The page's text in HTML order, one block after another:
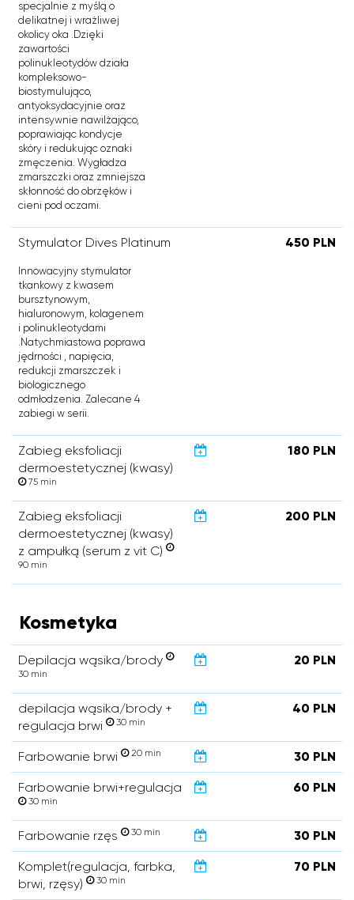
specjalnie z myślą o
delikatnej i wrażliwej
okolicy oka .Dzięki
zawartości
polinukleotydów działa
kompleksowo-
biostymulująco,
antyoksydacyjnie oraz
intensywnie nawilżająco,
poprawiając kondycje
skóry i redukując oznaki
zmęczenia. Wygładza
zmarszczki oraz zmniejsza
skłonność do obrzęków i
cieni pod oczami.
Stymulator Dives Platinum 450 PLN
Innowacyjny stymulator
tkankowy z kwasem
bursztynowym,
hialuronowym, kolagenem
i polinukleotydami
.Natychmiastowa poprawa
jędrności , napięcia,
redukcji zmarszczek i
biologicznego
odmłodzenia. Zalecane 4
zabiegi w serii.
Zabieg eksfoliacji
dermoestetycznej (kwasy)
75 min
180 PLN
Zabieg eksfoliacji
dermoestetycznej (kwasy)
z ampułką (serum z vit C)
90 min
200 PLN
Kosmetyka
Depilacja wąsika/brody
30 min
20 PLN
depilacja wąsika/brody +
regulacja brwi
30 min
40 PLN
Farbowanie brwi 20 min 30 PLN
Farbowanie brwi+regulacja
30 min
60 PLN
Farbowanie rzęs 30 min 30 PLN
Komplet(regulacja, farbka,
brwi, rzęsy)
30 min
70 PLN